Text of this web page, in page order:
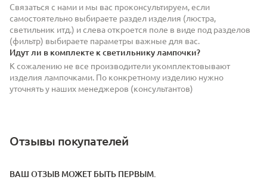
Связаться с нами и мы вас проконсультируем, если
самостоятельно выбираете раздел изделия (люстра,
светильник итд.) и слева откроется поле в виде под разделов
(фильтр) выбираете параметры важные для вас.
Идут ли в комплекте к светильнику лампочки?
К сожалению не все производители укомплектовывают
изделия лампочками. По конкретному изделию нужно
уточнять у наших менеджеров (консультантов)
Отзывы покупателей
ВАШ ОТЗЫВ МОЖЕТ БЫТЬ ПЕРВЫМ.